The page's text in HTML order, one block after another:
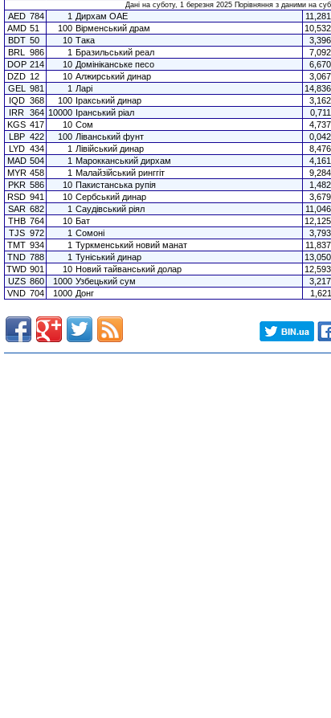
Дані на суботу, 1 березня 2025 Порівняння з даними на
AED 784 1 Дирхам ОАЕ
AMD 51 100 Вірменський драм
BDT 50 10 Така
BRL
986 1 Бразильський реал
DOP 214 10 Домініканське песо
DZD 12 10 Алжирський динар
GEL
981 1 Ларі
IQD 368 100 Іракський динар
IRR 364 10000 Іранський ріал
KGS 417 10 Сом
LBP 422 100 Ліванський фунт
LYD 434 1 Лівійський динар
MAD 504 1 Марокканський дирхам
MYR 458 1 Малайзійський ринггіт
PKR 586 10 Пакистанська рупія
RSD 941 10 Сербський динар
SAR 682 1 Саудівський ріял
THB 764 10 Бат
TJS 972 1 Сомоні
TMT 934 1 Туркменський новий манат
TND 788 1 Туніський динар
TWD 901 10 Новий тайванський долар
UZS 860 1000 Узбецький сум
VND 704 1000 Донг